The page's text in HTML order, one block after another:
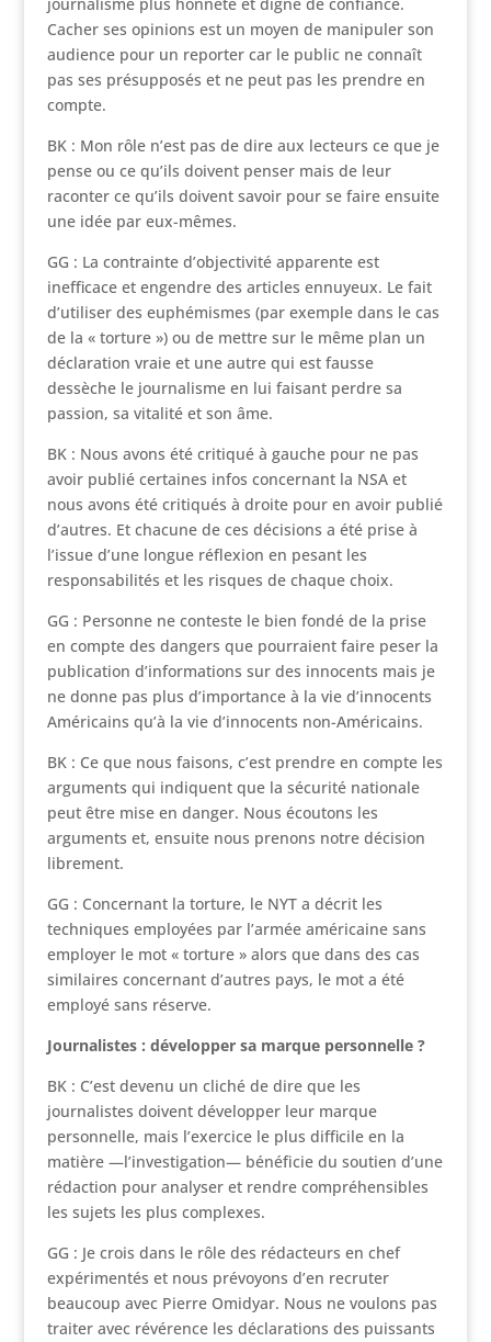
Cacher ses opinions est un moyen de manipuler son
audience pour un reporter car le public ne connaît
pas ses présupposés et ne peut pas les prendre en
compte.
BK : Mon rôle n’est pas de dire aux lecteurs ce que je
pense ou ce qu’ils doivent penser mais de leur
raconter ce qu’ils doivent savoir pour se faire ensuite
une idée par eux-mêmes.
GG : La contrainte d’objectivité apparente est
inefficace et engendre des articles ennuyeux. Le fait
d’utiliser des euphémismes (par exemple dans le cas
de la « torture ») ou de mettre sur le même plan un
déclaration vraie et une autre qui est fausse
dessèche le journalisme en lui faisant perdre sa
passion, sa vitalité et son âme.
BK : Nous avons été critiqué à gauche pour ne pas
avoir publié certaines infos concernant la NSA et
nous avons été critiqués à droite pour en avoir publié
d’autres. Et chacune de ces décisions a été prise à
l’issue d’une longue réflexion en pesant les
responsabilités et les risques de chaque choix.
GG : Personne ne conteste le bien fondé de la prise
en compte des dangers que pourraient faire peser la
publication d’informations sur des innocents mais je
ne donne pas plus d’importance à la vie d’innocents
Américains qu’à la vie d’innocents non-Américains.
BK : Ce que nous faisons, c’est prendre en compte les
arguments qui indiquent que la sécurité nationale
peut être mise en danger. Nous écoutons les
arguments et, ensuite nous prenons notre décision
librement.
GG : Concernant la torture, le NYT a décrit les
techniques employées par l’armée américaine sans
employer le mot « torture » alors que dans des cas
similaires concernant d’autres pays, le mot a été
employé sans réserve.
Journalistes : développer sa marque personnelle ?
BK : C’est devenu un cliché de dire que les
journalistes doivent développer leur marque
personnelle, mais l’exercice le plus difficile en la
matière —l’investigation— bénéficie du soutien d’une
rédaction pour analyser et rendre compréhensibles
les sujets les plus complexes.
GG : Je crois dans le rôle des rédacteurs en chef
expérimentés et nous prévoyons d’en recruter
beaucoup avec Pierre Omidyar. Nous ne voulons pas
traiter avec révérence les déclarations des puissants